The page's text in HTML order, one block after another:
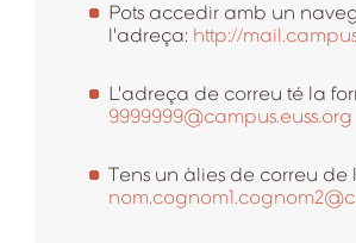
Pots accedir amb un
l'adreça: http://
L'adreça de correu té la
9999999@campus.euss.org
Tens un àlies de correu de